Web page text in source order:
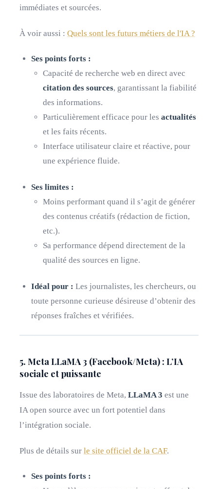
immédiates et sourcées.
À voir aussi : Quels sont les futurs métiers de l'IA ?
Ses points forts :
Capacité de recherche web en direct avec
citation des sources, garantissant la fiabilité
des informations.
Particulièrement efficace pour les actualités
et les faits récents.
Interface utilisateur claire et réactive, pour
une expérience fluide.
Ses limites :
Moins performant quand il s’agit de générer
des contenus créatifs (rédaction de fiction,
etc.).
Sa performance dépend directement de la
qualité des sources en ligne.
Idéal pour : Les journalistes, les chercheurs, ou
toute personne curieuse désireuse d’obtenir des
réponses fraîches et vérifiées.
5. Meta LLaMA 3 (Facebook/Meta) : L’IA
sociale et puissante
Issue des laboratoires de Meta, LLaMA 3 est une
IA open source avec un fort potentiel dans
l’intégration sociale.
Plus de détails sur le site officiel de la CAF.
Ses points forts :